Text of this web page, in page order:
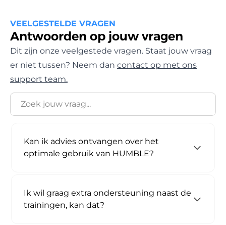
VEELGESTELDE VRAGEN
Antwoorden op jouw vragen
Dit zijn onze veelgestede vragen. Staat jouw vraag
er niet tussen? Neem dan contact op met ons
support team.
Kan ik advies ontvangen over het
optimale gebruik van HUMBLE?
Ik wil graag extra ondersteuning naast de
trainingen, kan dat?